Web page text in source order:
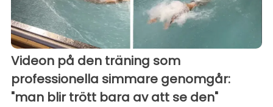
Videon på den träning som
professionella simmare genomgår:
"man blir trött bara av att se den"